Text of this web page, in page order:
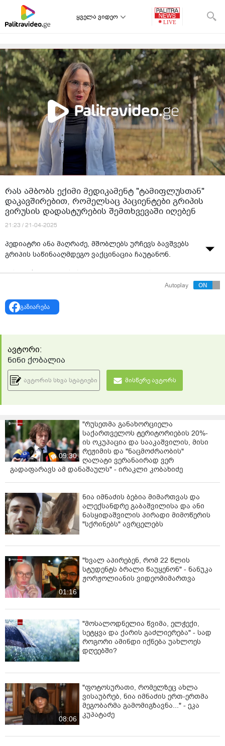
ყველა ვიდეო
რას ამბობს ექიმი მედიკამენტ "ტამიფლუსთან"
დაკავშირებით, რომელსაც პაციენტები გრიპის
ვირუსის დადასტურების შემთხვევაში იღებენ
21:23 / 21-04-2025
პედიატრი ანა მაღრაძე, მშობლებს ურჩევს ბავშვებს
გრიპის საწინააღმდეგო ვაქცინაცია ჩაუტანონ.
მისი თქმით, ვირუსისა და გართულებების თავიდან
Autoplay
გაზიარება
ავტორი:
ნინი ქობალია
ავტორის სხვა სტატიები მისწერე ავტორს
09:30
"რუსეთმა განახორციელა
საქართველოს ტერიტორიების 20%-
ის ოკუპაცია და სააკაშვილის, მისი
რეჟიმის და "ნაცმოძრაობის"
ღალატი ვერანაირად ვერ
გადაფარავს ამ დანაშაულს" - ირაკლი კობახიძე
ნია იმნაძის ბებია მიმართვას და
ალექსანდრე გაბაშვილისა და ანი
ნასყიდაშვილის პირადი მიმოწერის
"სქრინებს" ავრცელებს
01:16
"ხვალ აპირებენ, რომ 22 წლის
სტუდენტს ბრალი წაუყენონ" - ნანუკა
ჟორჟოლიანის ვიდეომიმართვა
"მოსალოდნელია წვიმა, ელჭექი,
სეტყვა და ქარის გაძლიერება" - სად
როგორი ამინდი იქნება უახლოეს
დღეებში?
08:06
"ფოტოსურათი, რომელზეც ახლა
ვისაუბრებ, ნია იმნაძის ერთ-ერთმა
მეგობარმა გამომიგზავნა..." - ეკა
კუპატაძე